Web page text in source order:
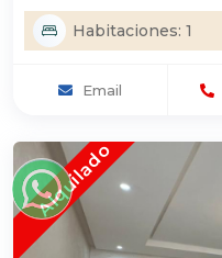
Habitaciones: 1
Email
Alquilado